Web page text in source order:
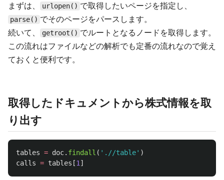
まずは、 urlopen() で取得したいページを指定し、
parse() でそのページをパースします。
続いて、
getroot() でルートとなるノードを取得します。
この流れはファイルなどの解析でも定番の流れなので覚え
ておくと便利です。
取得したドキュメントから株式情報を取
り出す
tables = doc. findall ( ' .//table' )
calls = tables [1 ]